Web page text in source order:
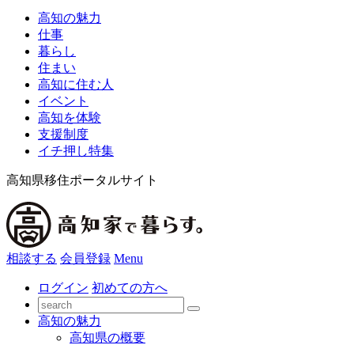
高知の魅力
仕事
暮らし
住まい
高知に住む人
イベント
高知を体験
支援制度
イチ押し特集
高知県移住ポータルサイト
相談する 会員登録 Menu
ログイン 初めての方へ
高知の魅力
高知県の概要